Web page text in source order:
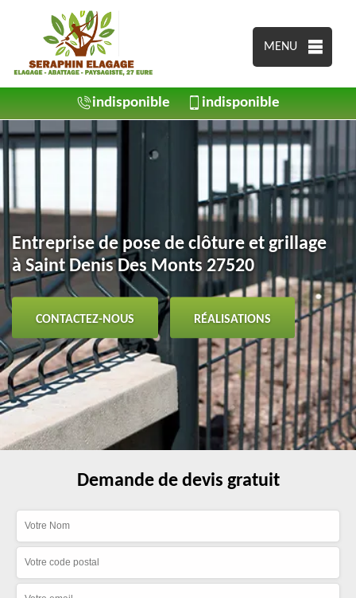
MENU
indisponible indisponible
Entreprise de pose de clôture et grillage
à Saint Denis Des Monts 27520
CONTACTEZ-NOUS RÉALISATIONS
Demande de devis gratuit